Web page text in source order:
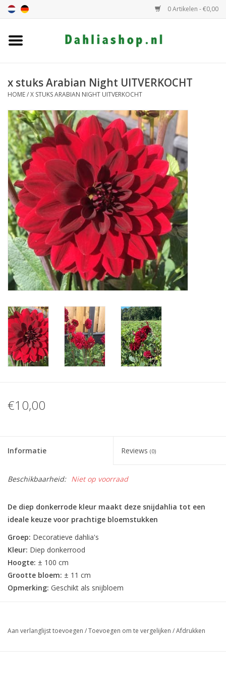
0 Artikelen - €0,00
Dahlia assortiment
Dahlia kleur
Dahlia Groep
Cadeaubon
Algemeen
Blog
x stuks Arabian Night UITVERKOCHT
HOME/X STUKS ARABIAN NIGHT UITVERKOCHT
€10,00
Informatie Reviews (0)
Beschikbaarheid: Niet op voorraad
De diep donkerrode kleur maakt deze snijdahlia tot een
ideale keuze voor prachtige bloemstukken
Groep: Decoratieve dahlia's
Kleur: Diep donkerrood
Hoogte: ± 100 cm
Grootte bloem: ± 11 cm
Opmerking: Geschikt als snijbloem
Aan verlanglijst toevoegen /Toevoegen om te vergelijken /Afdrukken